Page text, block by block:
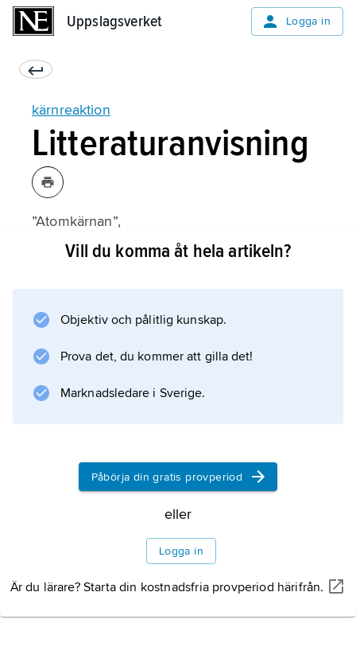
Uppslagsverket Logga in
kärnreaktion
Litteraturanvisning
”Atomkärnan”,
KosmosVill du komma åt hela artikeln?
Objektiv och pålitlig kunskap.
Prova det, du kommer att gilla det!
Marknadsledare i Sverige.
Påbörja din gratis provperiod
eller
Logga in
Är du lärare? Starta din kostnadsfria provperiod härifrån.